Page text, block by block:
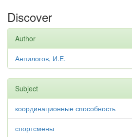
Discover
Author
Анпилогов, И.Е.
Subject
координационные способность
спортсмены